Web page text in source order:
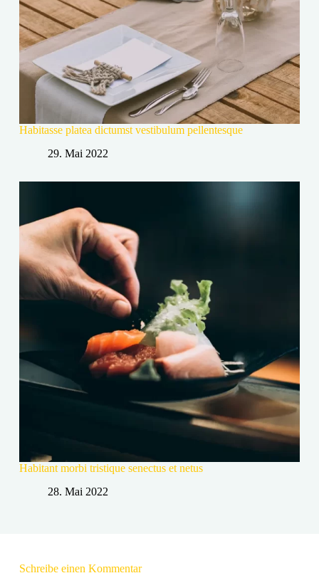
Habitasse platea dictumst vestibulum pellentesque
29. Mai 2022
Habitant morbi tristique senectus et netus
28. Mai 2022
Schreibe einen Kommentar